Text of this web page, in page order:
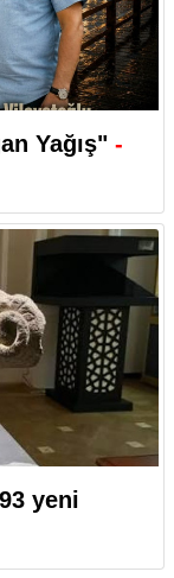
Yağış" -
yeni